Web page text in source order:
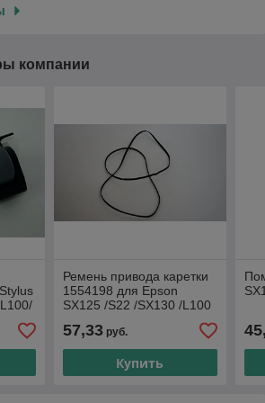
компании
Ремень привода каретки
1554198 для Epson
SX125 /S22 /SX130 /L100
/L200/ L210/ L350/ ME10
57,33руб.
Купить